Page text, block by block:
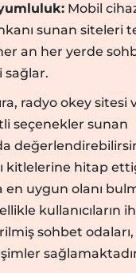
Mobil
sunan siteleri
an her yerde
sağlar.
radyo okey sitesi
seçenekler sunan
kitlelerine hitap
en uygun olanı
kullanıcıların
sohbet